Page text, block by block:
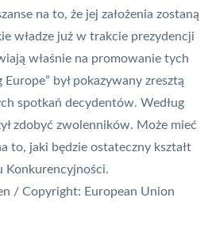
na to, że jej założenia zostaną
władze już w trakcie prezydencji
właśnie na promowanie tych
był pokazywany zresztą
spotkań decydentów. Według
zdobyć zwolenników. Może mieć
to, jaki będzie ostateczny kształt
Konkurencyjności.
/ Copyright: European Union